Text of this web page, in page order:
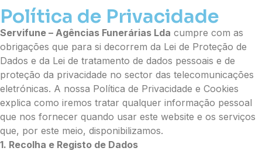
Política de Privacidade
Servifune – Agências Funerárias Lda cumpre com as
obrigações que para si decorrem da Lei de Proteção de
Dados e da Lei de tratamento de dados pessoais e de
proteção da privacidade no sector das telecomunicações
eletrónicas. A nossa Política de Privacidade e Cookies
explica como iremos tratar qualquer informação pessoal
que nos fornecer quando usar este website e os serviços
que, por este meio, disponibilizamos.
1. Recolha e Registo de Dados